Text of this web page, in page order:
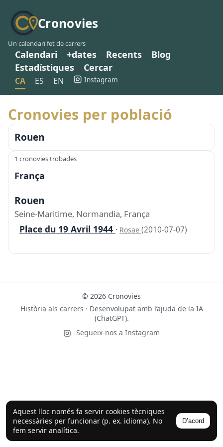
Cronovies
Un calendari fet de carrers
Calendari +dates Recents
Blog
Estadístiques
Cercar
CA ES EN Instagram
Aquest lloc només fa servir cookies tècniques
necessàries per funcionar (p. ex. idioma). No
fem servir analítica.
D’acord
Cronovies per població
Rouen
1 cronovies trobades
França
Rouen
Seine-Maritime, Normandia, França
Place du 19 Avril 1944 · Rosae (2010-07-07)
© 2026 Cronovies
Història als carrers · Desenvolupat amb l’ajuda de la IA
(ChatGPT).
Segueix-nos a Instagram